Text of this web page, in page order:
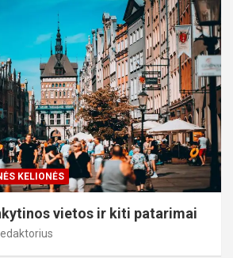
KELIONĖS
vietos ir kiti patarimai